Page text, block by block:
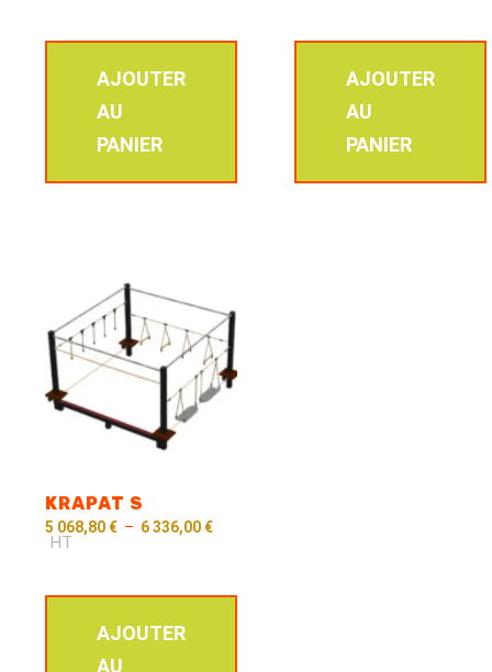
AJOUTER
AU
PANIER
AJOUTER
AU
PANIER
KRAPAT S
5 068,80 € – 6 336,00 €
HT
AJOUTER
AU